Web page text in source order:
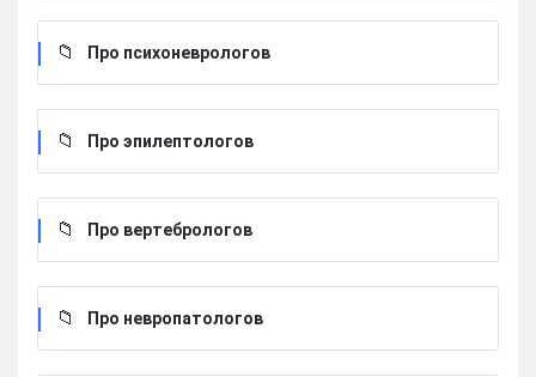
Про психоневрологов
Про эпилептологов
Про вертебрологов
Про невропатологов